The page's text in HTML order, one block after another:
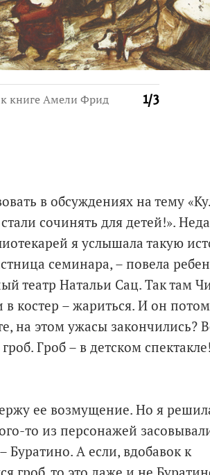
1/3
книге Амели Фрид
в обсуждениях на тему
сочинять для детей!».
я услышала такую
семинара, – повела
театр Натальи Сац. Так там
костер – жариться. И он
на этом ужасы закончились?
Гроб – в детском
ее возмущение. Но я
то из персонажей
Буратино. А если, вдобавок к